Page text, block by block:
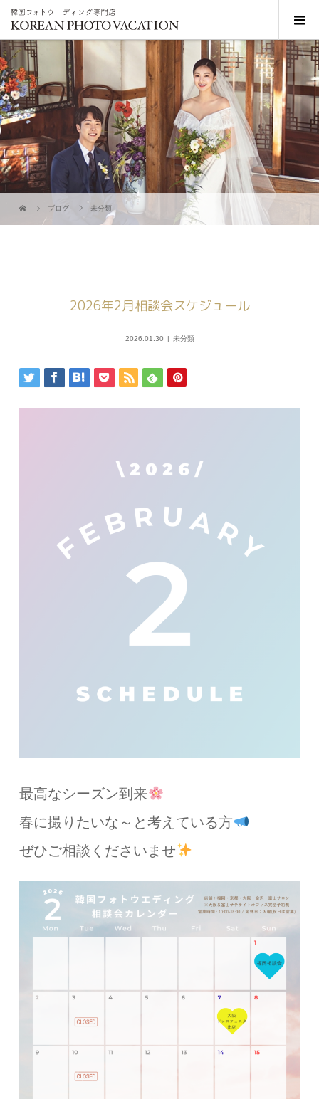
ブログ 未分類
2026年2月相談会スケジュール
2026.01.30 未分類
最高なシーズン到来
春に撮りたいな～と考えている方
ぜひご相談くださいませ